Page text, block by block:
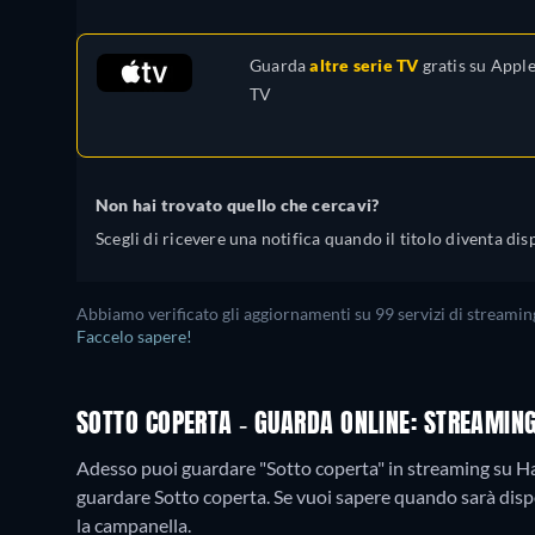
Guardaaltre serie TVgratis su Apple
TV
Non hai trovato quello che cercavi?
Scegli di ricevere una notifica quando il titolo diventa
Abbiamo verificato gli aggiornamenti su 99servizi di
Faccelo sapere!
SOTTO COPERTA - GUARDA ONLINE:
Adesso puoi guardare "Sotto coperta" in streaming su
guardare Sotto coperta. Se vuoi sapere quando sarà
la campanella.